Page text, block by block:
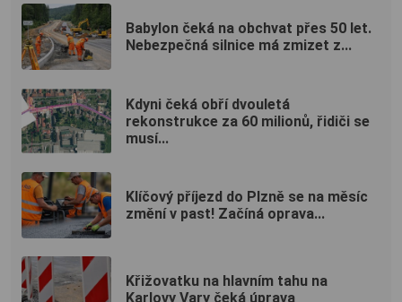
Babylon čeká na obchvat přes 50 let.
Nebezpečná silnice má zmizet z...
Kdyni čeká obří dvouletá
rekonstrukce za 60 milionů, řidiči se
musí...
Klíčový příjezd do Plzně se na měsíc
změní v past! Začíná oprava...
Křižovatku na hlavním tahu na
Karlovy Vary čeká úprava